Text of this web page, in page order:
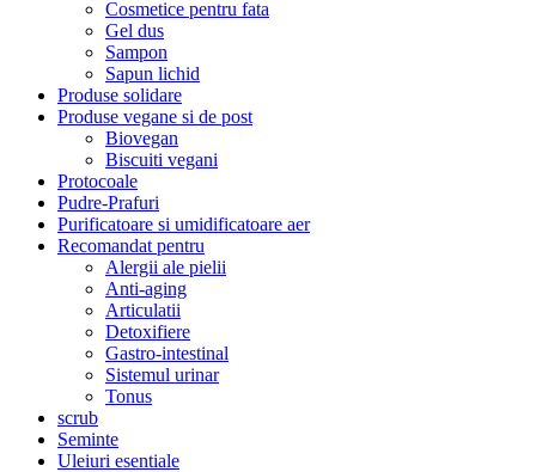
Cosmetice pentru fata
Gel dus
Sampon
Sapun lichid
Produse solidare
Produse vegane si de post
Biovegan
Biscuiti vegani
Protocoale
Pudre-Prafuri
Purificatoare si umidificatoare aer
Recomandat pentru
Alergii ale pielii
Anti-aging
Articulatii
Detoxifiere
Gastro-intestinal
Sistemul urinar
Tonus
scrub
Seminte
Uleiuri esentiale